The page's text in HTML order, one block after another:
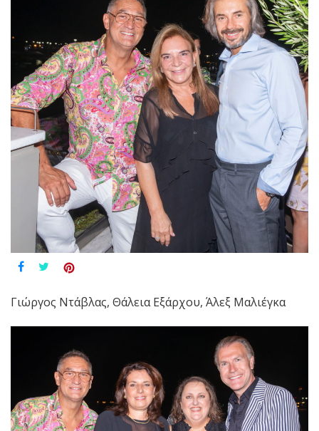
Γιώργος Ντάβλας, Θάλεια Εξάρχου, Άλεξ Μαλιέγκα